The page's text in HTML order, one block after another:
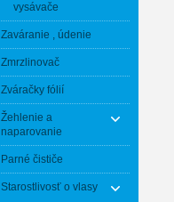
vysávače
Zaváranie , údenie
Zmrzlinovač
Zváračky fólií
Žehlenie a
naparovanie
Parné čističe
Starostlivosť o vlasy